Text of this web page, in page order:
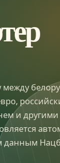
между
и другими
данным